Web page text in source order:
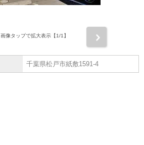
画像タップで拡大表示【1/1】
千葉県松戸市紙敷1591-4